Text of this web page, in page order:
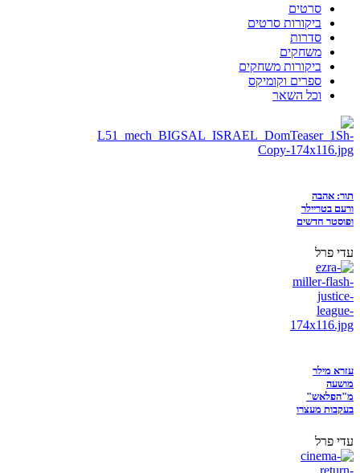
סרטים
ביקורות סרטים
סדרות
משחקים
ביקורות משחקים
ספרים וקומיקס
וכל השאר
תור: אהבה
ורעם בטריילר
ופוסטר חדשים
עדי פרל
עזרא מילר
מושעה
מ"הפלאש"
בעקבות מעצרו
עדי פרל